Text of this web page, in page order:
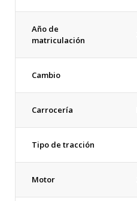
Año de
matriculación
Cambio
Carrocería
Tipo de tracción
Motor